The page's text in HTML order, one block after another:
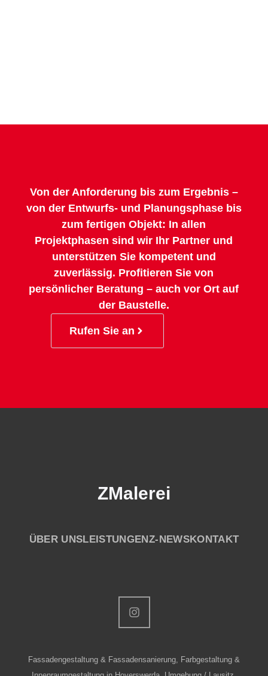
Von der Anforderung bis zum Ergebnis –
von der Entwurfs- und Planungsphase bis
zum fertigen Objekt: In allen
Projektphasen sind wir Ihr Partner und
unterstützen Sie kompetent und
zuverlässig. Profitieren Sie von
persönlicher Beratung – auch vor Ort auf
der Baustelle.
Rufen Sie an
ZMalerei
ÜBER UNSLEISTUNGEN Z-NEWSKONTAKT
Fassadengestaltung & Fassadensanierung, Farbgestaltung &